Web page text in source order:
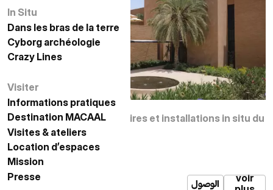
في أحضان الأرض
أركيولوجيا السايبورغ
الخطوط المجنونة
معلومات عملية
الوجهة مكال
زيارات وورش عمل
حجز الفضاءات
In Situ
Dans les bras de la terre
Cyborg archéologie
Crazy Lines
Visiter
Informations pratiques
Destination MACAAL
Visites & ateliers
Location d’espaces
Mission
Presse
2026
expositions temporaires et installations in situ du
الوصول
voir